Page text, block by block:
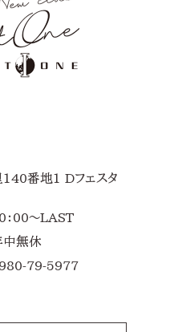
番地1 Dフェスタ
：00～LAST
中無休
79-5977